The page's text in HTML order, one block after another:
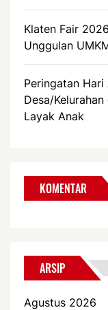
Klaten Fair
Unggulan
Peringatan
Desa/
Layak Anak
KOMENTAR
ARSIP
Agustus 2026